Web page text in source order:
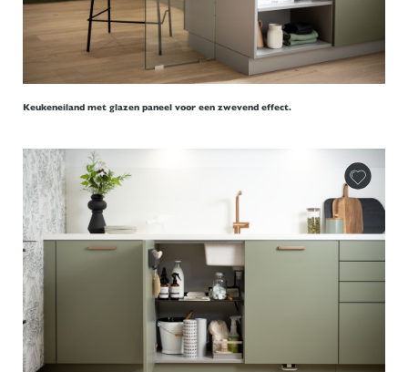
Keukeneiland met glazen paneel voor een zwevend effect.